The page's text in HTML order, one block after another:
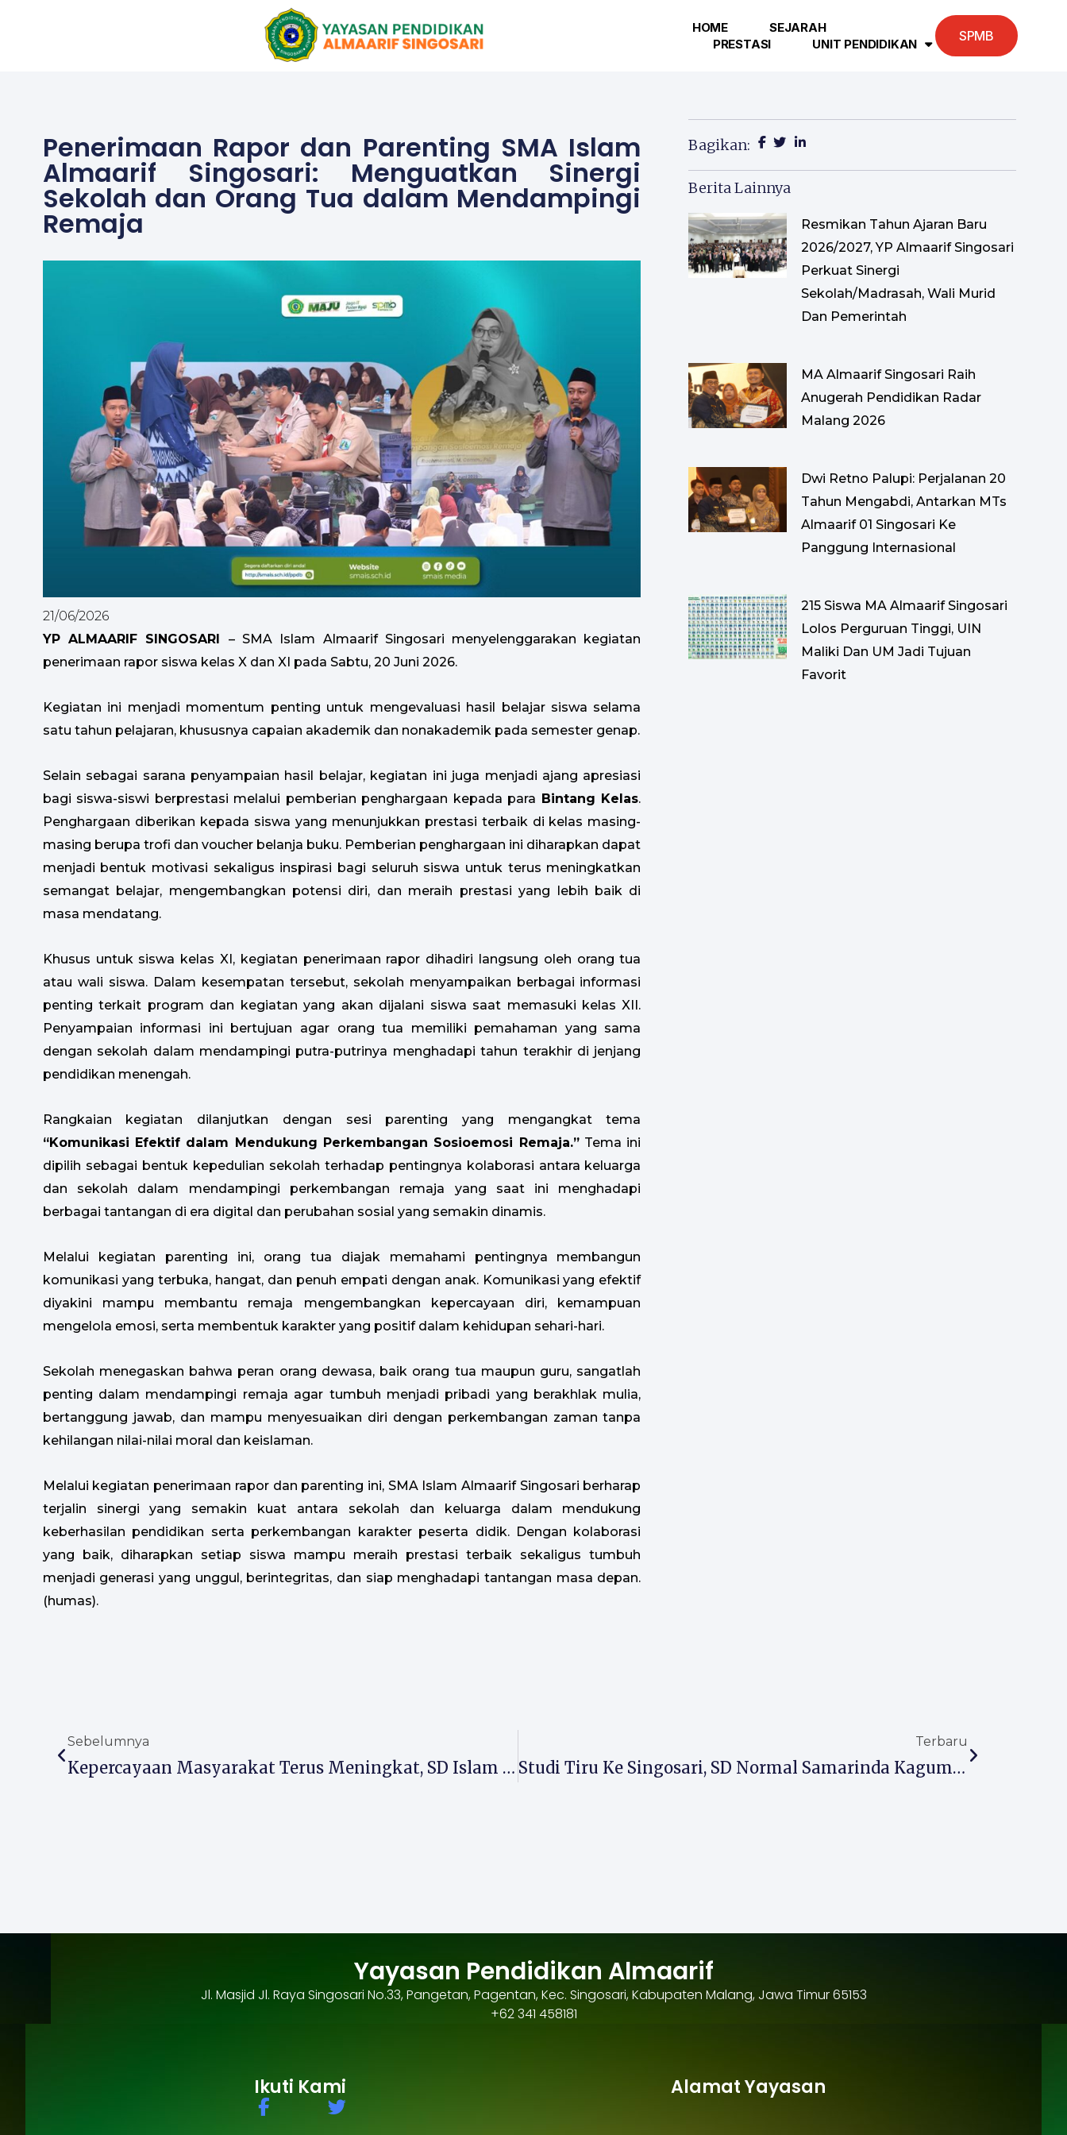
HOME
SEJARAH
PRESTASI
UNIT PENDIDIKAN
SPMB
Penerimaan Rapor dan Parenting SMA Islam
Almaarif Singosari: Menguatkan Sinergi
Sekolah dan Orang Tua dalam Mendampingi
Remaja
21/06/2026
YP ALMAARIF SINGOSARI – SMA Islam Almaarif Singosari menyelenggarakan kegiatan
penerimaan rapor siswa kelas X dan XI pada Sabtu, 20 Juni 2026.
Kegiatan ini menjadi momentum penting untuk mengevaluasi hasil belajar siswa selama
satu tahun pelajaran, khususnya capaian akademik dan nonakademik pada semester genap.
Selain sebagai sarana penyampaian hasil belajar, kegiatan ini juga menjadi ajang apresiasi
bagi siswa-siswi berprestasi melalui pemberian penghargaan kepada para Bintang Kelas.
Penghargaan diberikan kepada siswa yang menunjukkan prestasi terbaik di kelas masing-
masing berupa trofi dan voucher belanja buku. Pemberian penghargaan ini diharapkan dapat
menjadi bentuk motivasi sekaligus inspirasi bagi seluruh siswa untuk terus meningkatkan
semangat belajar, mengembangkan potensi diri, dan meraih prestasi yang lebih baik di
masa mendatang.
Khusus untuk siswa kelas XI, kegiatan penerimaan rapor dihadiri langsung oleh orang tua
atau wali siswa. Dalam kesempatan tersebut, sekolah menyampaikan berbagai informasi
penting terkait program dan kegiatan yang akan dijalani siswa saat memasuki kelas XII.
Penyampaian informasi ini bertujuan agar orang tua memiliki pemahaman yang sama
dengan sekolah dalam mendampingi putra-putrinya menghadapi tahun terakhir di jenjang
pendidikan menengah.
Rangkaian kegiatan dilanjutkan dengan sesi parenting yang mengangkat tema
“Komunikasi Efektif dalam Mendukung Perkembangan Sosioemosi Remaja.”Tema ini
dipilih sebagai bentuk kepedulian sekolah terhadap pentingnya kolaborasi antara keluarga
dan sekolah dalam mendampingi perkembangan remaja yang saat ini menghadapi
berbagai tantangan di era digital dan perubahan sosial yang semakin dinamis.
Melalui kegiatan parenting ini, orang tua diajak memahami pentingnya membangun
komunikasi yang terbuka, hangat, dan penuh empati dengan anak. Komunikasi yang efektif
diyakini mampu membantu remaja mengembangkan kepercayaan diri, kemampuan
mengelola emosi, serta membentuk karakter yang positif dalam kehidupan sehari-hari.
Sekolah menegaskan bahwa peran orang dewasa, baik orang tua maupun guru, sangatlah
penting dalam mendampingi remaja agar tumbuh menjadi pribadi yang berakhlak mulia,
bertanggung jawab, dan mampu menyesuaikan diri dengan perkembangan zaman tanpa
kehilangan nilai-nilai moral dan keislaman.
Melalui kegiatan penerimaan rapor dan parenting ini, SMA Islam Almaarif Singosari berharap
terjalin sinergi yang semakin kuat antara sekolah dan keluarga dalam mendukung
keberhasilan pendidikan serta perkembangan karakter peserta didik. Dengan kolaborasi
yang baik, diharapkan setiap siswa mampu meraih prestasi terbaik sekaligus tumbuh
menjadi generasi yang unggul, berintegritas, dan siap menghadapi tantangan masa depan.
(humas).
Bagikan:
Berita Lainnya
Resmikan Tahun Ajaran Baru
2026/2027, YP Almaarif Singosari
Perkuat Sinergi
Sekolah/Madrasah, Wali Murid
Dan Pemerintah
MA Almaarif Singosari Raih
Anugerah Pendidikan Radar
Malang 2026
Dwi Retno Palupi: Perjalanan 20
Tahun Mengabdi, Antarkan MTs
Almaarif 01 Singosari Ke
Panggung Internasional
215 Siswa MA Almaarif Singosari
Lolos Perguruan Tinggi, UIN
Maliki Dan UM Jadi Tujuan
Favorit
Sebelumnya
Kepercayaan Masyarakat Terus Meningkat, SD Islam Almaarif 02 Singosari Lepas 106 Lulusan Berkarakter Dan Berprestasi
Terbaru
Studi Tiru Ke Singosari, SD Normal Samarinda Kagumi Program Unggulan SD Islam Almaarif 02 Singosari
Yayasan Pendidikan Almaarif
Jl. Masjid Jl. Raya Singosari No.33, Pangetan, Pagentan, Kec. Singosari, Kabupaten Malang, Jawa Timur 65153
+62 341 458181
Ikuti Kami
F
T
Alamat Yayasan